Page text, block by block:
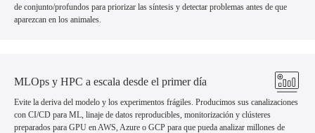
de conjunto/profundos para priorizar las síntesis y detectar problemas antes de que
aparezcan en los animales.
MLOps y HPC a escala desde el primer día
Evite la deriva del modelo y los experimentos frágiles. Producimos sus canalizaciones
con CI/CD para ML, linaje de datos reproducibles, monitorización y clústeres
preparados para GPU en AWS, Azure o GCP para que pueda analizar millones de